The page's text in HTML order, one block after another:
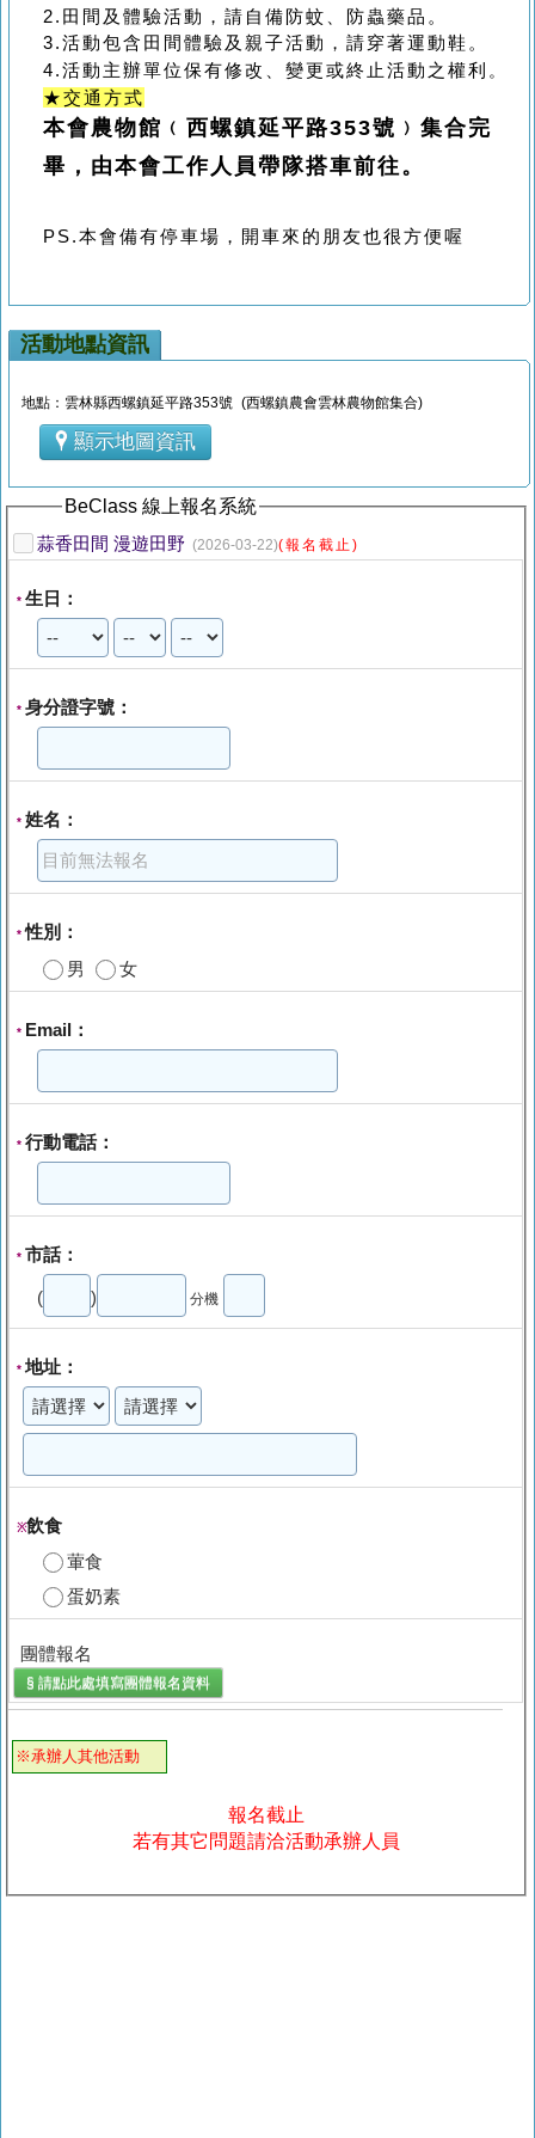
2.田間及體驗活動，請自備防蚊、防蟲藥品。
3.活動包含田間體驗及親子活動，請穿著運動鞋。
4.活動主辦單位保有修改、變更或終止活動之權利 。
★交通方式
本會農物館﹙西螺鎮延平路353號﹚集合完
畢， 由本會工作人員帶隊搭車前往。
PS.本會備有停車場，開車來的朋友也很方便喔
活動地點資訊
地點：雲林縣西螺鎮延平路353號 (西螺鎮農會雲林農物館集合)
顯示地圖資訊
BeClass 線上報名系統
蒜香田間 漫遊田野 (2026-03-22)(報名截止)
* 生日：
* 身分證字號：
* 姓名：
*性別：
男
女
* Email：
* 行動電話：
* 市話：
( ) 分機
*地址：
※飲食
葷食
蛋奶素
團體報名
§ 請點此處填寫團體報名 資料
※承辦人其他活動
報名截止
若有其它問題請洽活動承辦人員